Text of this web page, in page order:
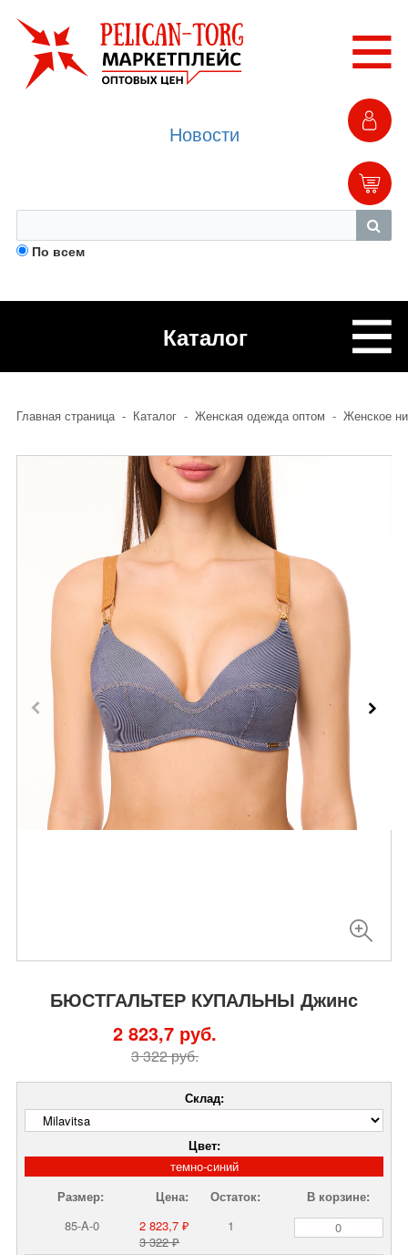
По всем
Новости
Каталог
Главная страница - Каталог - Женская одежда оптом - Женское
БЮСТГАЛЬТЕР КУПАЛЬНЫ Джинс
3 322 руб.
2 823,7 руб.
Склад:
Цвет:
темно-синий
Размер:
Цена: Остаток:
В корзине:
85-A-0
3 322 ₽
2 823,7 ₽ 1